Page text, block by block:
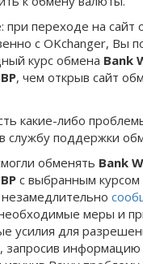
при переходе на сайт
c OKchanger, Вы
курс обмена Bank
, чем открыв сайт
какие-либо
службу поддержки
обменять Bank
с выбранным
меры и
усилия для
запросив информацию
Paxum
Epay
Phone
Phone
Phone
Neteller